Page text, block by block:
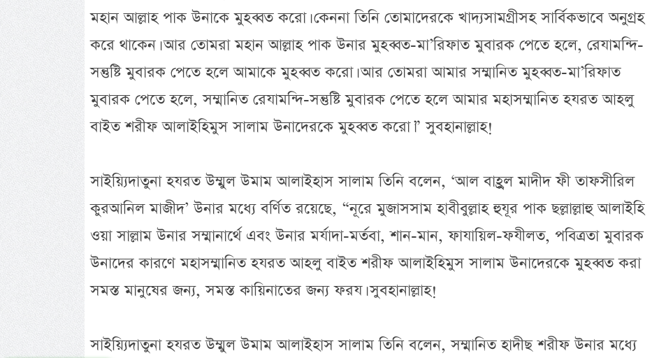
মহান আল্লাহ পাক উনাকে মুহব্বত করো। কেননা তিনি তোমাদেরকে খাদ্যসামগ্রীসহ সার্বিকভাবে অনুগ্রহ
করে থাকেন। আর তোমরা মহান আল্লাহ পাক উনার মুহব্বত-মা’রিফাত মুবারক পেতে হলে, রেযামন্দি-
সন্তুষ্টি মুবারক পেতে হলে আমাকে মুহব্বত করো। আর তোমরা আমার সম্মানিত মুহব্বত-মা’রিফাত
মুবারক পেতে হলে, সম্মানিত রেযামন্দি-সন্তুষ্টি মুবারক পেতে হলে আমার মহাসম্মানিত হযরত আহলু
বাইত শরীফ আলাইহিমুস সালাম উনাদেরকে মুহব্বত করো।” সুবহানাল্লাহ!
সাইয়্যিদাতুনা হযরত উম্মুল উমাম আলাইহাস সালাম তিনি বলেন, ‘আল বাহ্রুল মাদীদ ফী তাফসীরিল
কুরআনিল মাজীদ’ উনার মধ্যে বর্ণিত রয়েছে, “নূরে মুজাসসাম হাবীবুল্লাহ হুযূর পাক ছল্লাল্লাহু আলাইহি
ওয়া সাল্লাম উনার সম্মানার্থে এবং উনার মর্যাদা-মর্তবা, শান-মান, ফাযায়িল-ফযীলত, পবিত্রতা মুবারক
উনাদের কারণে মহাসম্মানিত হযরত আহলু বাইত শরীফ আলাইহিমুস সালাম উনাদেরকে মুহব্বত করা
সমস্ত মানুষের জন্য, সমস্ত কায়িনাতের জন্য ফরয। সুবহানাল্লাহ!
সাইয়্যিদাতুনা হযরত উম্মুল উমাম আলাইহাস সালাম তিনি বলেন, সম্মানিত হাদীছ শরীফ উনার মধ্যে